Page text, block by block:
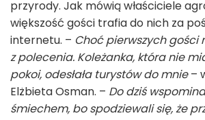
przyrody. Jak mówią właściciele
większość gości trafia do nich za
internetu. – Choć pierwszych gości
z polecenia. Koleżanka, która nie
pokoi, odesłała turystów do mnie–
Elżbieta Osman. – Do dziś
śmiechem, bo spodziewali się, że